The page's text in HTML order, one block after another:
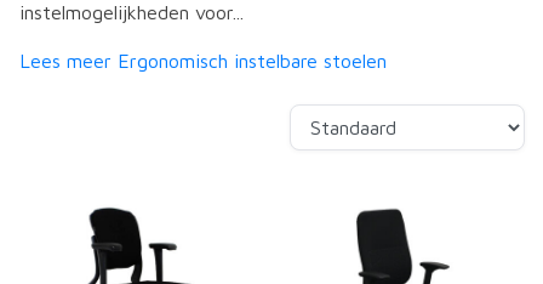
instelmogelijkheden voor...
Lees meer Ergonomisch instelbare stoelen